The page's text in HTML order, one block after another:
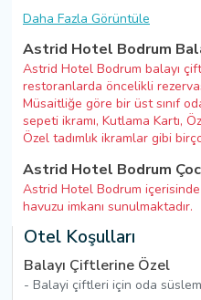
Daha Fazla Görüntüle
Astrid Hotel Bodrum
Astrid Hotel Bodrum balayı
restoranlarda öncelikli
Müsaitliğe göre bir üst sınıf
sepeti ikramı, Kutlama Kartı,
Özel tadımlık ikramlar gibi
Astrid Hotel Bodrum
Astrid Hotel Bodrum
havuzu imkanı sunulmaktadır.
Otel Koşulları
Balayı Çiftlerine Özel
- Balayi çiftleri için oda